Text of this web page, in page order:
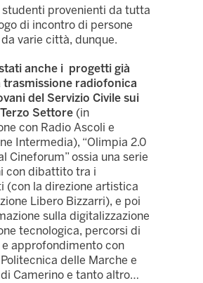
provenienti da tutta
di incontro di persone
varie città, dunque.
anche i progetti già
trasmissione radiofonica
del Servizio Civile sui
Settore (in
con Radio Ascoli e
Intermedia), “Olimpia 2.0
Cineforum” ossia una serie
con dibattito tra i
(con la direzione artistica
Libero Bizzarri), e poi
sulla digitalizzazione
tecnologica, percorsi di
approfondimento con
Politecnica delle Marche e
di Camerino e tanto altro…